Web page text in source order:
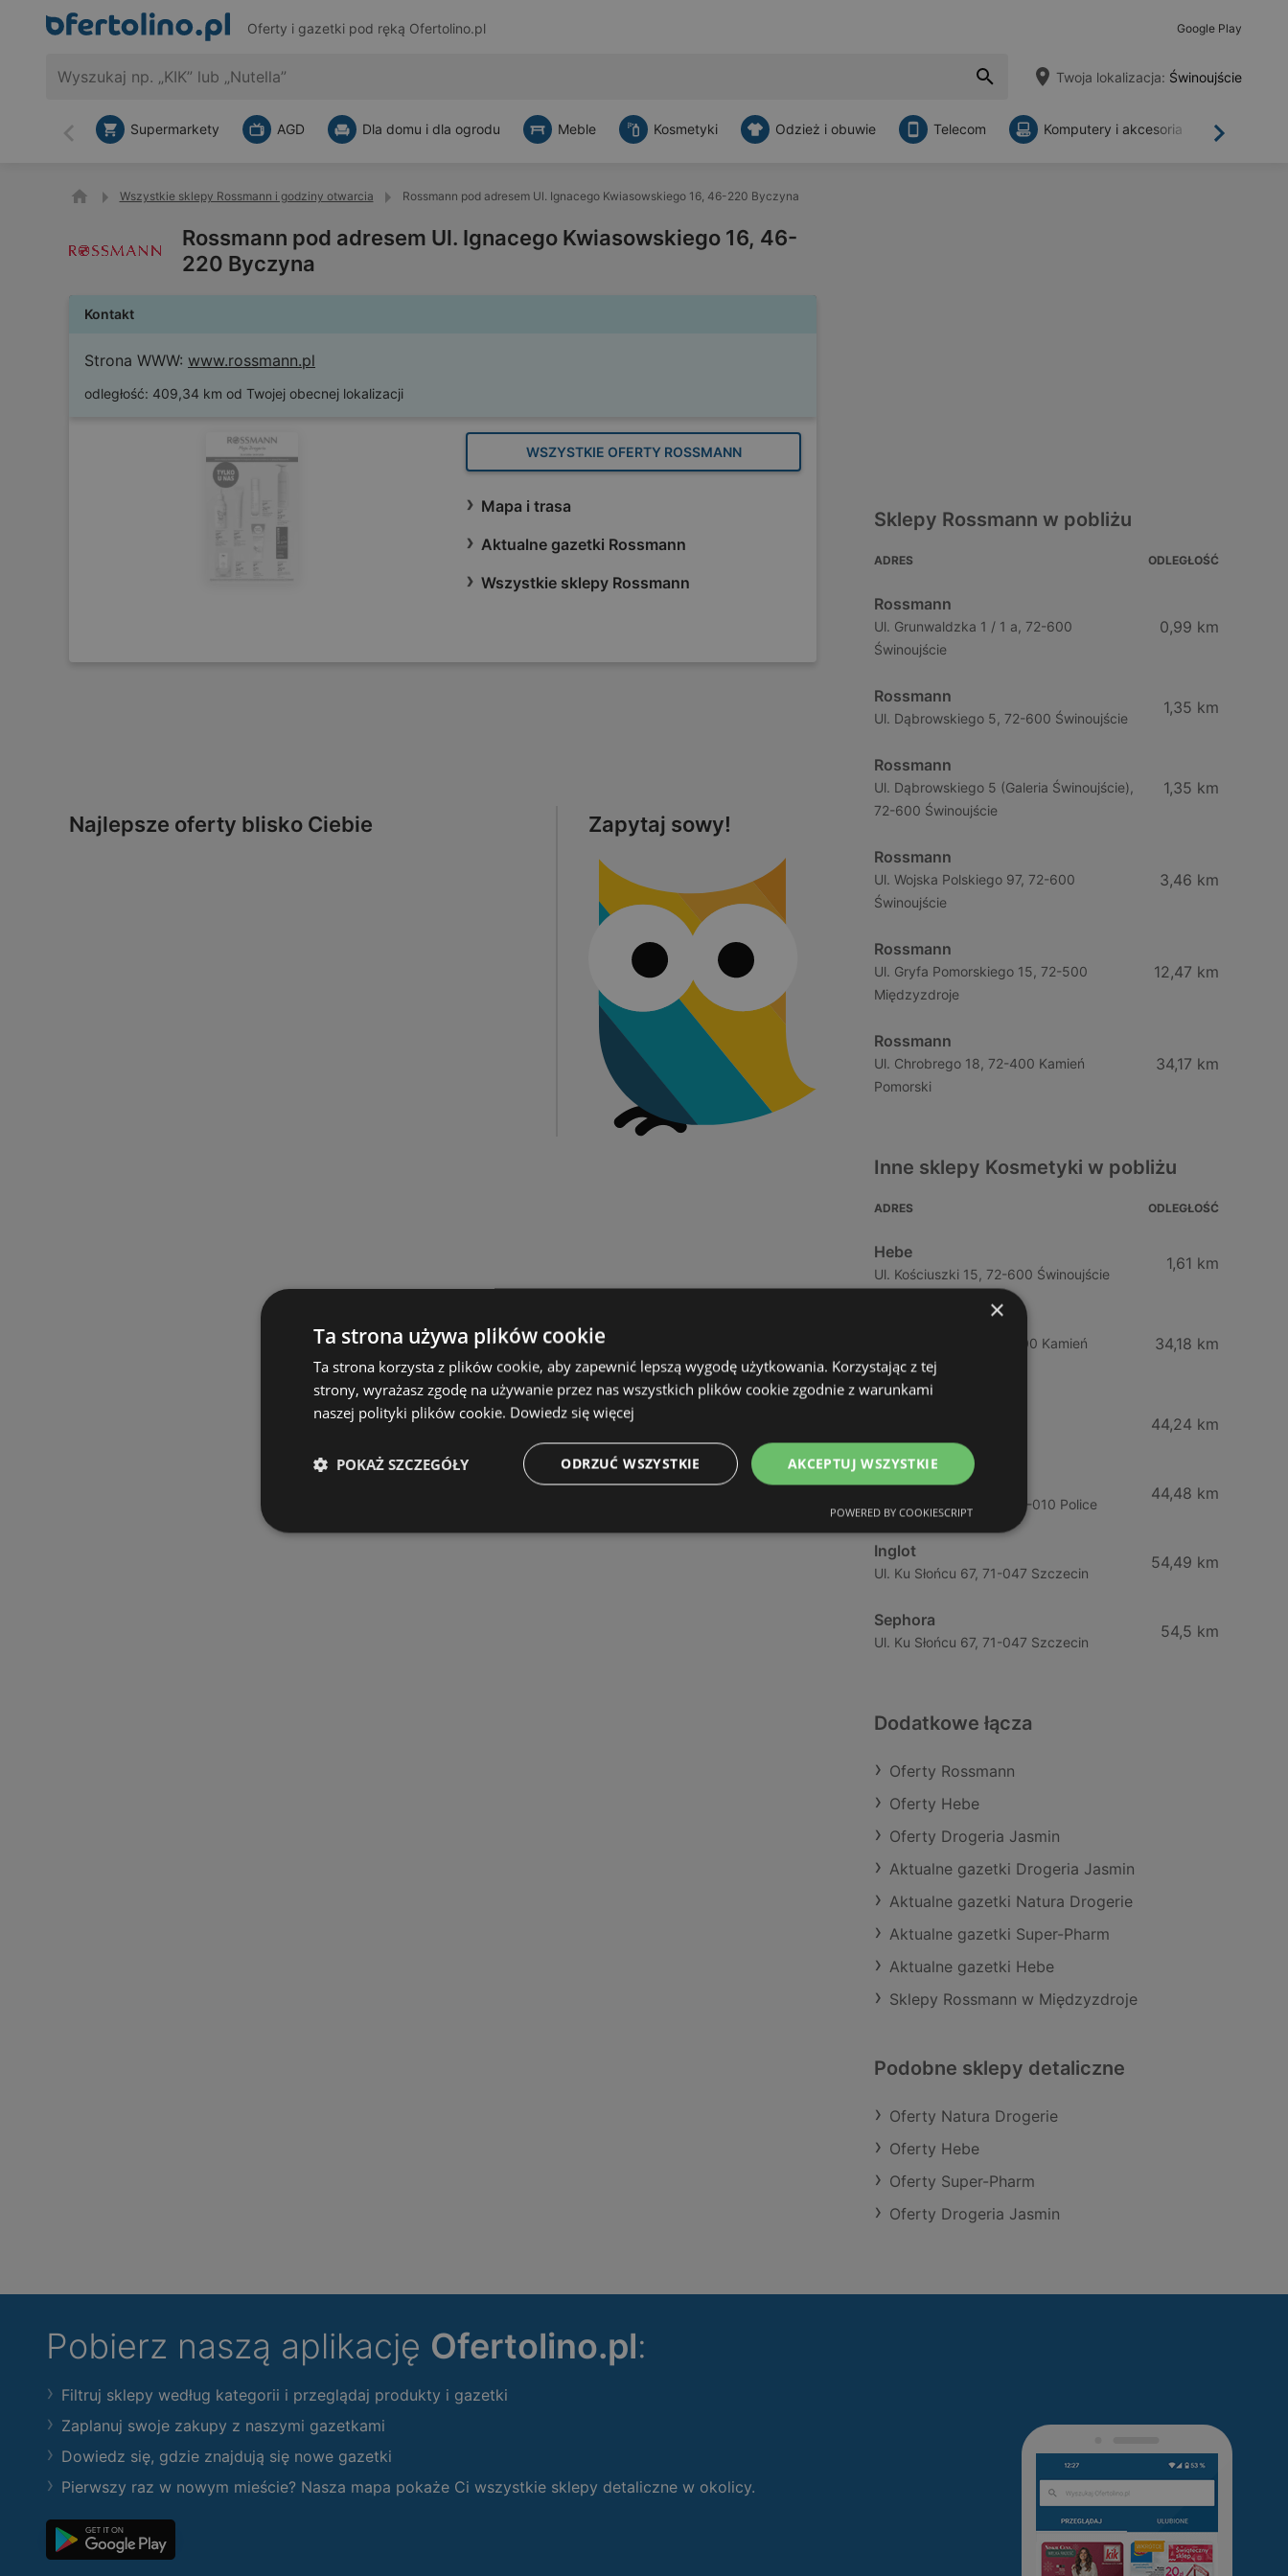
Oferty i gazetki pod ręką Ofertolino.pl Google Play
Twoja lokalizacja: Świnoujście
Wstecz Dalej
Supermarkety AGD Dla domu i dla ogrodu Meble Kosmetyki Odzież i obuwie Telecom Komputery i akcesoria
Wszystkie sklepy Rossmann i godziny otwarcia Rossmann pod adresem Ul. Ignacego Kwiasowskiego 16, 46-220 Byczyna
Rossmann pod adresem Ul. Ignacego Kwiasowskiego 16, 46-
220 Byczyna
Kontakt
Strona WWW: www.rossmann.pl
odległość: 409,34 km od Twojej obecnej lokalizacji
WSZYSTKIE OFERTY ROSSMANN
Mapa i trasa
Aktualne gazetki Rossmann
Wszystkie sklepy Rossmann
Najlepsze oferty blisko Ciebie Zapytaj sowy!
Sklepy Rossmann w pobliżu
ADRES ODLEGŁOŚĆ
Rossmann
Ul. Grunwaldzka 1 / 1 a, 72-600
Świnoujście
0,99 km
Rossmann
Ul. Dąbrowskiego 5, 72-600 Świnoujście
1,35 km
Rossmann
Ul. Dąbrowskiego 5 (Galeria Świnoujście),
72-600 Świnoujście
1,35 km
Rossmann
Ul. Wojska Polskiego 97, 72-600
Świnoujście
3,46 km
Rossmann
Ul. Gryfa Pomorskiego 15, 72-500
Międzyzdroje
12,47 km
Rossmann
Ul. Chrobrego 18, 72-400 Kamień
Pomorski
34,17 km
Inne sklepy Kosmetyki w pobliżu
ADRES ODLEGŁOŚĆ
Hebe
Ul. Kościuszki 15, 72-600 Świnoujście
1,61 km
Drogeria Jasmin
Ul. Mickiewicza 4, 72-400 Kamień
Pomorski
34,18 km
44,24 km
Jawa Drogerie
Ul. Piłsudskiego 12/2, 72-010 Police
44,48 km
Inglot
Ul. Ku Słońcu 67, 71-047 Szczecin
54,49 km
Sephora
Ul. Ku Słońcu 67, 71-047 Szczecin
54,5 km
Dodatkowe łącza
Oferty Rossmann
Oferty Hebe
Oferty Drogeria Jasmin
Aktualne gazetki Drogeria Jasmin
Aktualne gazetki Natura Drogerie
Aktualne gazetki Super-Pharm
Aktualne gazetki Hebe
Sklepy Rossmann w Międzyzdroje
Podobne sklepy detaliczne
Oferty Natura Drogerie
Oferty Hebe
Oferty Super-Pharm
Oferty Drogeria Jasmin
Pobierz naszą aplikację Ofertolino.pl:
Filtruj sklepy według kategorii i przeglądaj produkty i gazetki
Zaplanuj swoje zakupy z naszymi gazetkami
Dowiedz się, gdzie znajdują się nowe gazetki
Pierwszy raz w nowym mieście? Nasza mapa pokaże Ci wszystkie sklepy detaliczne w okolicy.
×
Ta strona używa plików cookie
Ta strona korzysta z plików cookie, aby zapewnić lepszą wygodę użytkowania. Korzystając z tej
strony, wyrażasz zgodę na używanie przez nas wszystkich plików cookie zgodnie z warunkami
naszej polityki plików cookie. Dowiedz się więcej
AKCEPTUJ WSZYSTKIE
ODRZUĆ WSZYSTKIE
POKAŻ SZCZEGÓŁY
POWERED BY COOKIESCRIPT